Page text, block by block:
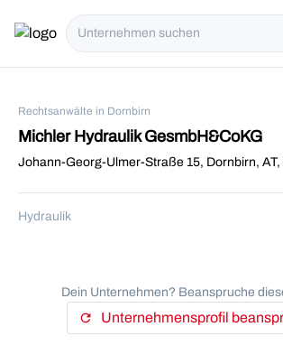
Rechtsanwälte in Dornbirn
Michler Hydraulik GesmbH&CoKG
Johann-Georg-Ulmer-Straße 15, Dornbirn, AT,
Hydraulik
Dein Unternehmen? Beanspruche
refresh Unternehmensprofil